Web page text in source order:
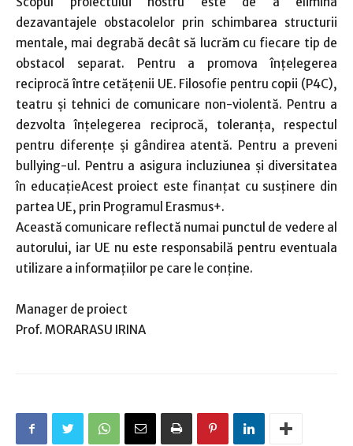
dezavantajele obstacolelor prin schimbarea structurii
mentale, mai degrabă decât să lucrăm cu fiecare tip de
obstacol separat. Pentru a promova înţelegerea
reciprocă între cetăţenii UE. Filosofie pentru copii (P4C),
teatru şi tehnici de comunicare non-violentă. Pentru a
dezvolta înţelegerea reciprocă, toleranţa, respectul
pentru diferenţe şi gândirea atentă. Pentru a preveni
bullying-ul. Pentru a asigura incluziunea şi diversitatea
în educaţieAcest proiect este finanţat cu susţinere din
partea UE, prin Programul Erasmus+.
Această comunicare reflectă numai punctul de vedere al
autorului, iar UE nu este responsabilă pentru eventuala
utilizare a informaţiilor pe care le conţine.
Manager de proiect
Prof. MORARASU IRINA